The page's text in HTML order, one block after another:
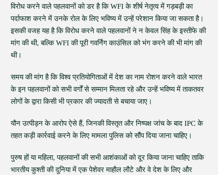
विरोध करने वाले पहलवानों को डर है कि WFI के शीर्ष नेतृत्व में गड़बड़ी का
पर्दाफाश करने में उनके रोल के लिए भविष्य में उन्हें परेशान किया जा सकता है।
इसकी वजह यह है कि विरोध करने वाले पहलवानों ने न केवल सिंह के इस्तीफे की
मांग की थी, बल्कि WFI की पूरी गवर्निंग काउंसिल को भंग करने की भी मांग की
थी।
समय की मांग है कि विश्व प्रतियोगिताओं में देश का नाम रोशन करने वाले भारत
के इन पहलवानों को सभी वर्गों से सम्मान मिलता रहे और उन्हें भविष्य में ताकतवर
लोगों के द्वारा किसी भी प्रकार की ज्यादती से बचाया जाए।
यौन उत्पीड़न के आरोप ऐसे हैं, जिनकी विस्तृत और निष्पक्ष जांच के बाद IPC के
तहत कड़ी कार्रवाई करने के लिए मामला पुलिस को सौंप दिया जाना चाहिए।
पुरुष हों या महिला, पहलवानों की सभी आशंकाओं को दूर किया जाना चाहिए ताकि
भारतीय कुश्ती की दुनिया में एक पेशेवर माहौल लौटे और वे देश के लिए और